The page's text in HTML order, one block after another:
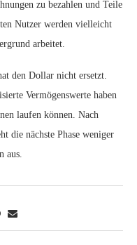
zu bezahlen und Teile
Nutzer werden vielleicht
arbeitet.
den Dollar nicht ersetzt.
Vermögenswerte haben
laufen können. Nach
die nächste Phase weniger
aus.